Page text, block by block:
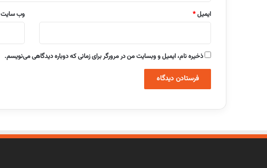
ایمیل* وب‌ سایت
ذخیره نام، ایمیل و وبسایت من در مرورگر برای زمانی که دوباره دیدگاهی می‌نویسم.